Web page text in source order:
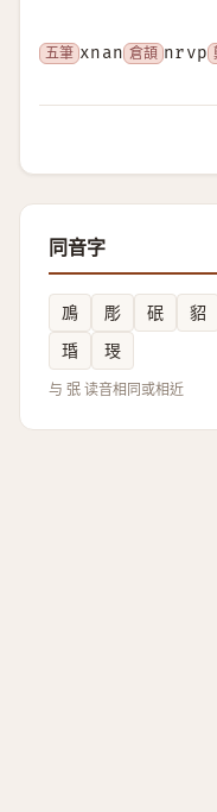
五筆 xnan 倉頡 nrvp
同音字
鳭 彫 䂥 貂
琘
琝
与 㢯 读音相同或相近